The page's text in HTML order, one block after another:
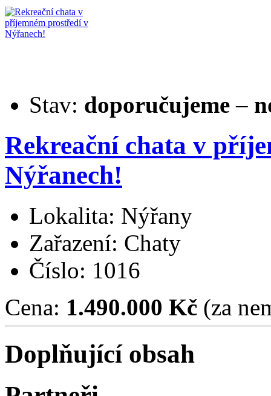
Stav: doporučujeme –
Rekreační chata v
Nýřanech!
Lokalita: Nýřany
Zařazení: Chaty
Číslo: 1016
Cena: 1.490.000 Kč (za
Doplňující obsah